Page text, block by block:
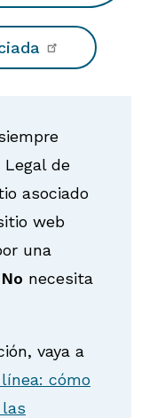
Legal de
asociado
web
una
No necesita
vaya a
cómo